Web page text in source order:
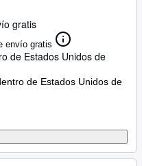
gratis
envío gratis
de Estados Unidos de
de Estados Unidos de